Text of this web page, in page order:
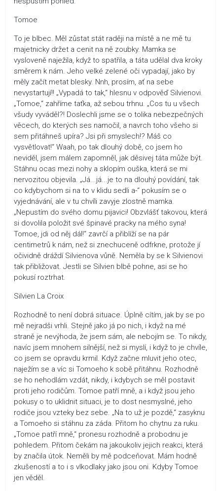
Tomoe
To je blbec. Měl zůstat stát raději na místě a ne mě tu
majetnicky držet a cenit na ně zoubky. Mamka se
vysloveně naježila, když to spatřila, a táta udělal dva kroky
směrem k nám. Jeho velké zelené oči vypadají, jako by
měly začít metat blesky. Nnh, prosím, ať na sebe
nevystartují!! „Vypadá to tak,“ hlesnu v odpověď Silvienovi.
„Tomoe,“ zahříme taťka, až sebou trhnu. „Cos tu u všech
všudy vyváděl?! Doslechli jsme se o tolika nebezpečných
věcech, do kterých ses namočil, a navrch toho všeho si
sem přitáhneš upíra? Jsi při smyslech!? Máš co
vysvětlovat!“ Waah, po tak dlouhý době, co jsem ho
neviděl, jsem málem zapomněl, jak děsivej táta může být.
Stáhnu ocas mezi nohy a sklopím ouška, která se mi
nervozitou objevila. „Já...já...je to na dlouhý povídání, tak
co kdybychom si na to v klidu sedli a-“ pokusím se o
vyjednávání, ale v tu chvíli zavyje zlostně mamka.
„Nepustím do svého domu pijavici! Obzvlášť takovou, která
si dovolila položit své špinavé pracky na mého syna!
Tomoe, jdi od něj dál!“ zavrčí a přiblíží se na pár
centimetrů k nám, než si znechuceně odfrkne, protože jí
očividně dráždí Silvienova vůně. Neměla by se k Silvienovi
tak přibližovat. Jestli se Silvien blbě pohne, asi se ho
pokusí roztrhat.
Silvien La Croix
Rozhodně to není dobrá situace. Úplně cítím, jak by se po
mě nejradši vrhli. Stejně jako já po nich, i když na mé
straně je nevýhoda, že jsem sám, ale nebojím se. To nikdy,
navíc jsem mnohem silnější, než si myslí, i když to je chvíle,
co jsem se opravdu krmil. Když začne mluvit jeho otec,
naježím se a víc si Tomoeho k sobě přitáhnu. Rozhodně
se ho nehodlám vzdát, nikdy, i kdybych se měl postavit
proti jeho rodičům. Tomoe patří mně, a i když jsou jeho
pokusy o to uklidnit situaci, je to dost nesmyslné, jeho
rodiče jsou vzteky bez sebe. „Na to už je pozdě,“ zasyknu
a Tomoeho si stáhnu za záda. Přitom ho chytnu za ruku.
„Tomoe patří mně,“ pronesu rozhodně a probodnu je
pohledem. Přitom čekám na jakoukoliv jejich reakci, která
by značila útok. Neměli by mě podceňovat. Mám hodně
zkušeností a to i s vlkodlaky jako jsou oni. Kdyby Tomoe
jen věděl.